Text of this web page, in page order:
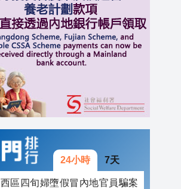
24小時 7天
西區四旬婦墮假冒內地官員騙案